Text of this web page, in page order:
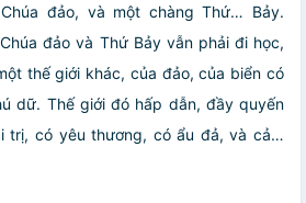
đảo, và một chàng Thứ… Bảy.
đảo và Thứ Bảy vẫn phải đi học,
thế giới khác, của đảo, của biển có
dữ. Thế giới đó hấp dẫn, đầy quyến
trị, có yêu thương, có ẩu đả, và cả…